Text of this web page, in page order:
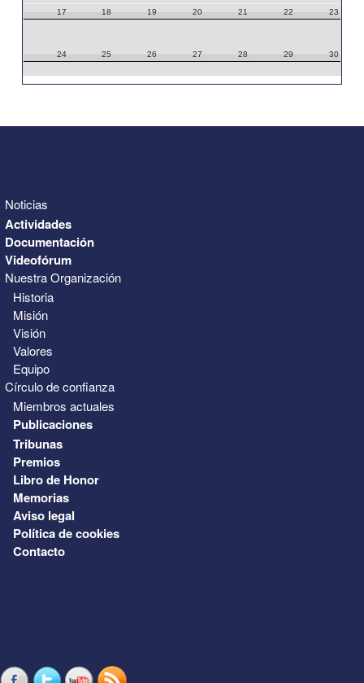
17 18 19 20 21 22 23
24 25 26 27 28 29 30
Noticias
Actividades
Documentación
Videofórum
Nuestra Organización
Historia
Misión
Visión
Valores
Equipo
Círculo de confianza
Miembros actuales
Publicaciones
Tribunas
Premios
Libro de Honor
Memorias
Aviso legal
Política de cookies
Contacto